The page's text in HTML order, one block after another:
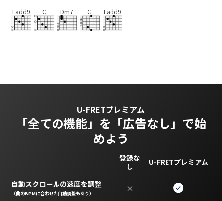
Fadd9 C Dm7 G Fadd9
U-FRETプレミアム
「全ての機能」を 「広告なし」で始
めよう
登録な
し
U-FRETプレミアム
自動スクロールの速度を調整
（曲のBPMに合わせた自動調整もあり） ×